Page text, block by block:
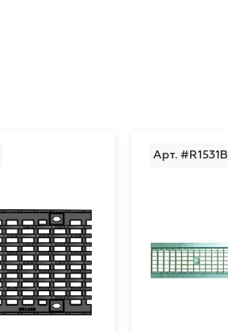
Арт. #R1531В